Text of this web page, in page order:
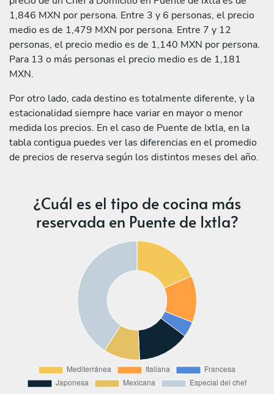
1,846 MXN por persona. Entre 3 y 6 personas, el precio
medio es de 1,479 MXN por persona. Entre 7 y 12
personas, el precio medio es de 1,140 MXN por persona.
Para 13 o más personas el precio medio es de 1,181
MXN.
Por otro lado, cada destino es totalmente diferente, y la
estacionalidad siempre hace variar en mayor o menor
medida los precios. En el caso de Puente de Ixtla, en la
tabla contigua puedes ver las diferencias en el promedio
de precios de reserva según los distintos meses del año.
¿Cuál es el tipo de cocina más
reservada en Puente de Ixtla?